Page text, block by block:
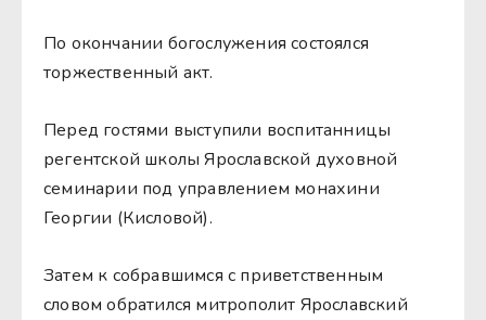
По окончании богослужения состоялся
торжественный акт.
Перед гостями выступили воспитанницы
регентской школы Ярославской духовной
семинарии под управлением монахини
Георгии (Кисловой).
Затем к собравшимся с приветственным
словом обратился митрополит Ярославский